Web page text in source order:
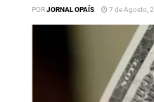
faz falta, a fome é
água num bairro é
Não obstante o facto
PORJORNAL OPAÍS 7 de Agosto,